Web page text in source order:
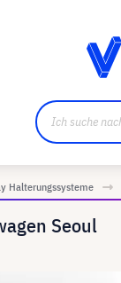
Halterungssysteme
Seoul